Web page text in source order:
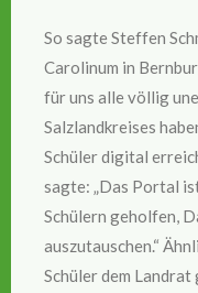
So sagte Steffen
Carolinum in
für uns alle völlig
Salzlandkreises
Schüler digital
sagte: „Das Portal
Schülern geholfen,
auszutauschen.“
Schüler dem Landrat